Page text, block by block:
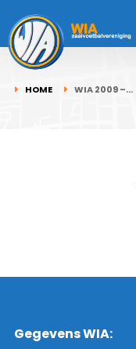
HOME WIA 2009 –…
Gegevens WIA: